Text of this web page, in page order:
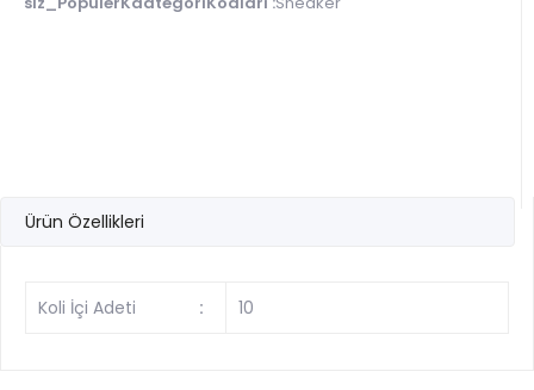
Ürün Özellikleri
Koli İçi Adeti : 10